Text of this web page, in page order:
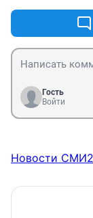
Гость
Войти
Новости СМИ2